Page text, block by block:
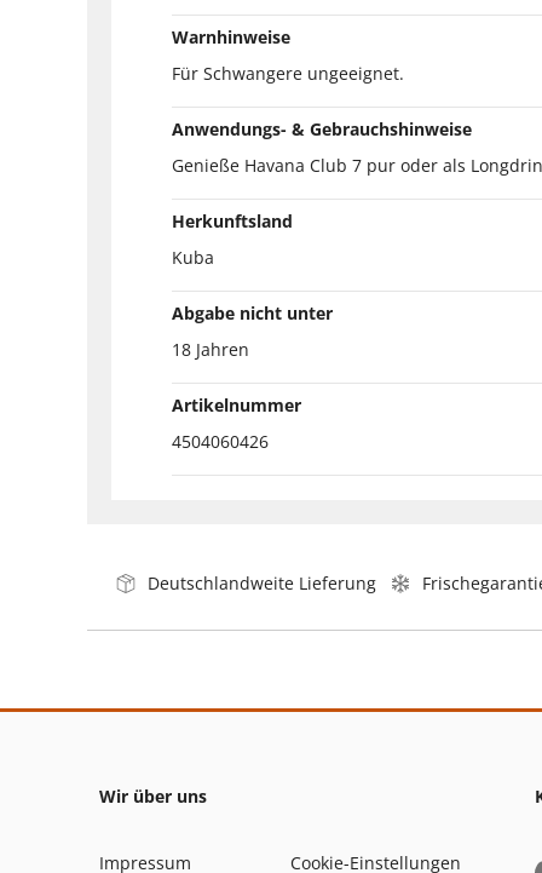
Warnhinweise
Für Schwangere ungeeignet.
Anwendungs- & Gebrauchshinweise
Genieße Havana Club 7 pur oder als
Herkunftsland
Kuba
Abgabe nicht unter
18 Jahren
Artikelnummer
4504060426
Deutschlandweite Lieferung
Wir über uns
Impressum Cookie-Einstellungen